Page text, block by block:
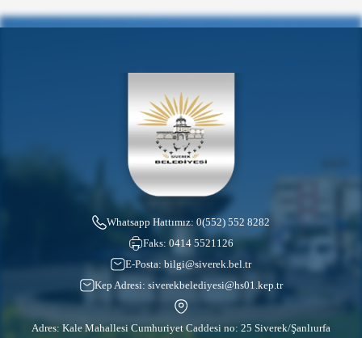
Whatsapp Hattımız: 0(552) 552 8282
Faks: 0414 5521126
E-Posta: bilgi@siverek.bel.tr
Kep Adresi: siverekbelediyesi@hs01.kep.tr
Adres: Kale Mahallesi Cumhuriyet Caddesi no: 25 Siverek/Şanlıurfa